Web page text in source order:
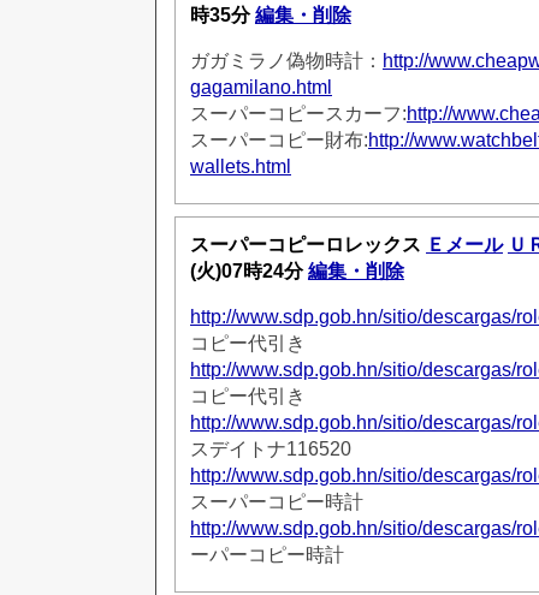
時35分編集・削除
ガガミラノ偽物時計： http://
gagamilano.html
スーパーコピースカーフ:http://
スーパーコピー財布:http://
wallets.html
スーパーコピーロレックス Ｅメール Ｕ
(火)07時24分編集・削除
http://www.sdp.gob.hn/sitio/descargas/
コピー代引き
http://www.sdp.gob.hn/sitio/descargas/
コピー代引き
http://www.sdp.gob.hn/sitio/descargas/
スデイトナ116520
http://www.sdp.gob.hn/sitio/descargas/
スーパーコピー時計
http://www.sdp.gob.hn/sitio/descargas/
ーパーコピー時計